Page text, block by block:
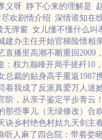
义呀 静下心来的理解是
欢剧情介绍 深情谁知在
无弹窗 女儿懂不懂什么叫
建办主任开始官梯险情相
直播里高潮不断重回2009
：权力巅峰开局手搓歼10
总裁的贴身高手重返1987
着我成了反派真爱万人迷
阶，从亲子鉴定平步青云！
那些事儿（无绿修改） 合
诀乡村绝色村姑九天剑主
听人麻了 四合院：带着娄